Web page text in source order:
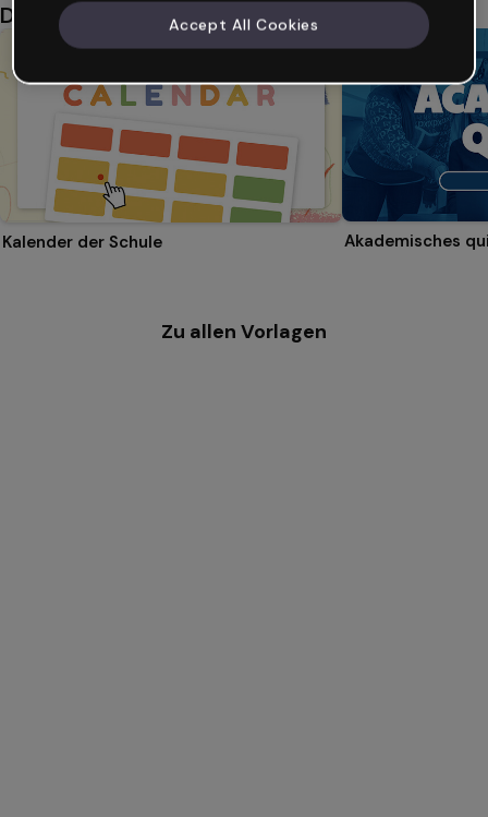
Das könnte dir auch gefallen
Kalender der Schule Akademisches
Zu allen Vorlagen
Accept All Cookies